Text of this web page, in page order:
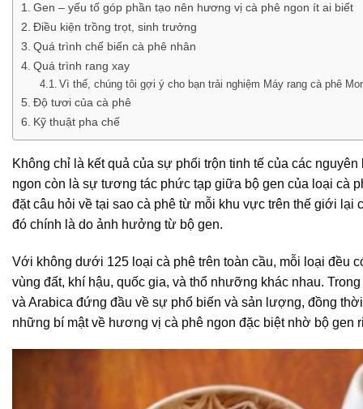
Gen – yếu tố góp phần tạo nên hương vị cà phê ngon ít ai biết
Điều kiện trồng trọt, sinh trưởng
Quá trình chế biến cà phê nhân
Quá trình rang xay
Vì thế, chúng tôi gợi ý cho bạn trải nghiệm Máy rang cà phê
Độ tươi của cà phê
Kỹ thuật pha chế
Không chỉ là kết quả của sự phối trộn tinh tế của các
ngon còn là sự tương tác phức tạp giữa bộ gen của loại cà
đặt câu hỏi về tại sao cà phê từ mỗi khu vực trên thế giới lại
đó chính là do ảnh hưởng từ bộ gen.
Với không dưới 125 loại cà phê trên toàn cầu, mỗi loại đều
vùng đất, khí hậu, quốc gia, và thổ nhưỡng khác nhau.
và Arabica đứng đầu về sự phổ biến và sản lượng, đồng
những bí mật về hương vị cà phê ngon đặc biệt nhờ bộ gen